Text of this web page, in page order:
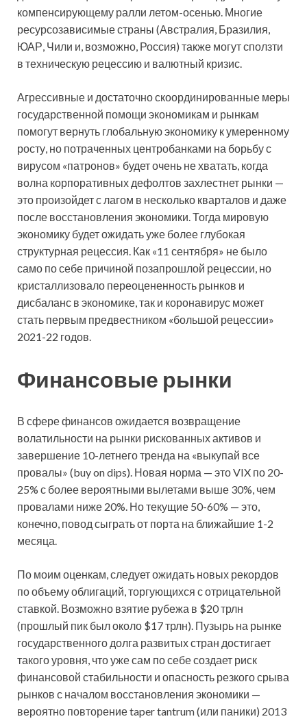
компенсирующему ралли летом-осенью. Многие
ресурсозависимые страны (Австралия, Бразилия,
ЮАР, Чили и, возможно, Россия) также могут сползти
в техническую рецессию и валютный кризис.
Агрессивные и достаточно скоординированные меры
государственной помощи экономикам и рынкам
помогут вернуть глобальную экономику к умеренному
росту, но потраченных центробанками на борьбу с
вирусом «патронов» будет очень не хватать, когда
волна корпоративных дефолтов захлестнет рынки —
это произойдет с лагом в несколько кварталов и даже
после восстановления экономики. Тогда мировую
экономику будет ожидать уже более глубокая
структурная рецессия. Как «11 сентября» не было
само по себе причиной позапрошлой рецессии, но
кристаллизовало переоцененность рынков и
дисбаланс в экономике, так и коронавирус может
стать первым предвестником «большой рецессии»
2021-22 годов.
Финансовые рынки
В сфере финансов ожидается возвращение
волатильности на рынки рискованных активов и
завершение 10-летнего тренда на «выкупай все
провалы» (buy on dips). Новая норма — это VIX по 20-
25% с более вероятными вылетами выше 30%, чем
провалами ниже 20%. Но текущие 50-60% — это,
конечно, повод сыграть от порта на ближайшие 1-2
месяца.
По моим оценкам, следует ожидать новых рекордов
по объему облигаций, торгующихся с отрицательной
ставкой. Возможно взятие рубежа в $20 трлн
(прошлый пик был около $17 трлн). Пузырь на рынке
государственного долга развитых стран достигает
такого уровня, что уже сам по себе создает риск
финансовой стабильности и опасность резкого срыва
рынков с началом восстановления экономики —
вероятно повторение taper tantrum (или паники) 2013